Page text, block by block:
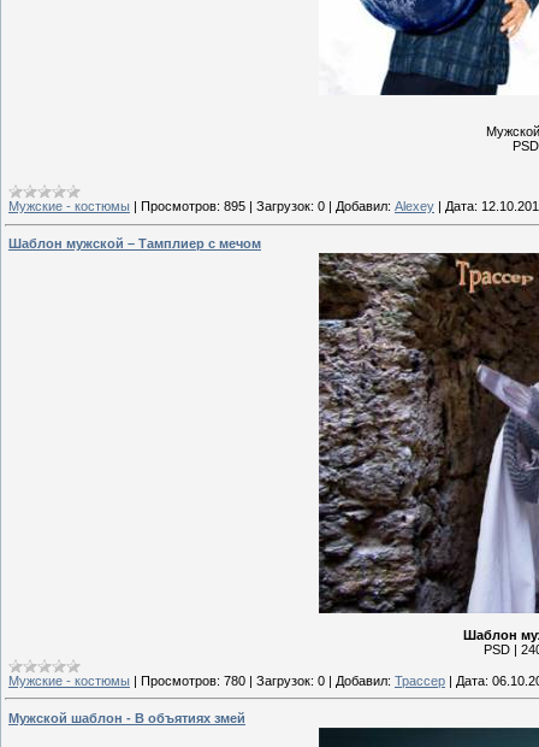
Мужские - костюмы | Просмотров: 895 | Загрузок: 0 | Добавил: Alexey | Дата:
Шаблон мужской – Тамплиер с мечом
Шаблон
PSD |
Мужские - костюмы | Просмотров: 780 | Загрузок: 0 | Добавил: Трассер | Дата:
Мужской шаблон - В объятиях змей